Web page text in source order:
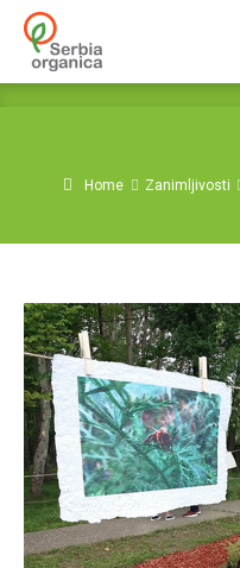
Home Zanimljivosti